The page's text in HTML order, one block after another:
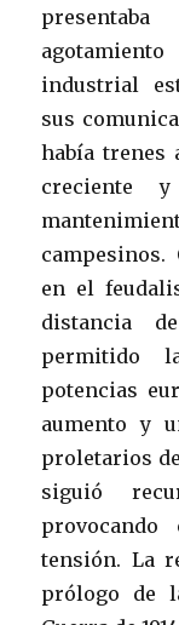
industrial
sus
había trenes
creciente
en el
distancia
permitido
potencias
aumento y
proletarios
siguió
tensión. La
prólogo de